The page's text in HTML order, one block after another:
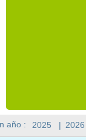
año : 2025 | 2026